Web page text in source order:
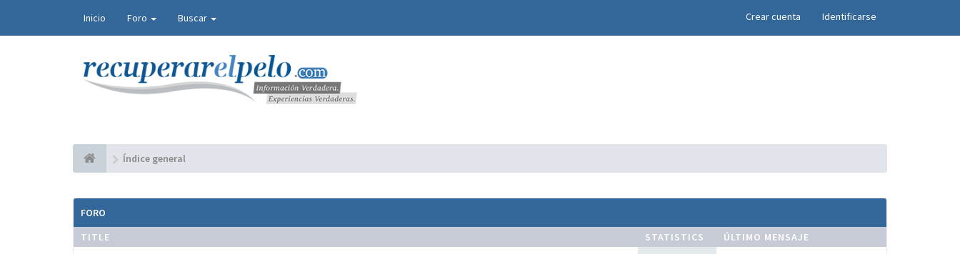
Inicio Foro Buscar Crear cuenta Identificarse ×
Índice general
FORO
TITLE
STATISTICS ÚLTIMO MENSAJE